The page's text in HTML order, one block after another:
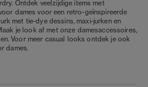
Ontdek veelzijdige items met
dames voor een retro-geïnspireerde
met tie-dye dessins, maxi-jurken en
je look af met onze damesaccessoires,
Voor meer casual looks ontdek je ook
dames.